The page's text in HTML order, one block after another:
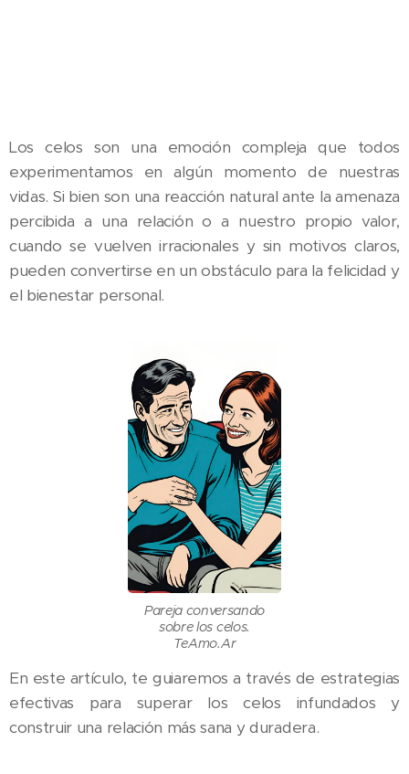
Los celos son una emoción compleja que todos
experimentamos en algún momento de nuestras
vidas. Si bien son una reacción natural ante la amenaza
percibida a una relación o a nuestro propio valor,
cuando se vuelven irracionales y sin motivos claros,
pueden convertirse en un obstáculo para la felicidad y
el bienestar personal.
Pareja conversando
sobre los celos.
TeAmo.Ar
En este artículo, te guiaremos a través de estrategias
efectivas para superar los celos infundados y
construir una relación más sana y duradera.